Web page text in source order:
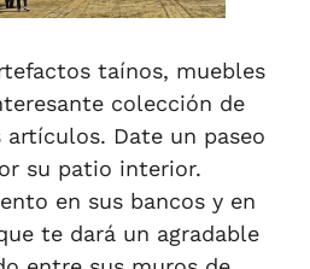
taínos, muebles
colección de
Date un paseo
su patio interior.
en sus bancos y en
te dará un agradable